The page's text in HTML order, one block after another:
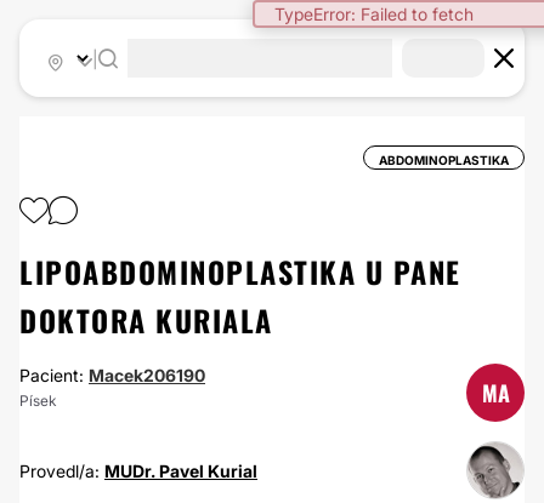
TypeError: Failed to fetch
ABDOMINOPLASTIKA
LIPOABDOMINOPLASTIKA U PANE
DOKTORA KURIALA
Pacient: Macek206190
Písek MA
Provedl/a: MUDr. Pavel Kurial